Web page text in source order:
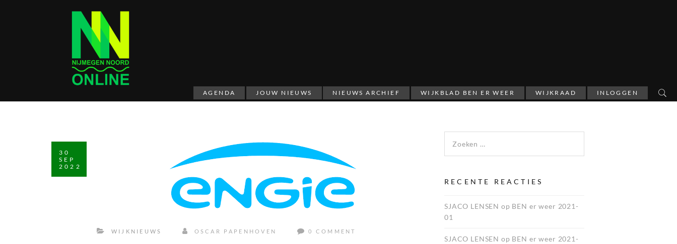
AGENDA JOUW NIEUWS NIEUWS ARCHIEF WIJKBLAD BEN ER WEER WIJKRAAD INLOGGEN
30
SEP
2022
WIJKNIEUWS OSCAR PAPENHOVEN 0 COMMENT
RECENTE REACTIES
SJACO LENSEN op BEN er weer 2021-
01
SJACO LENSEN op BEN er weer 2021-